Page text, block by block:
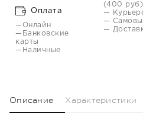
Оплата
—Онлайн
—Банковские
карты
—Наличные
(400 руб)
—
—
—
Описание Характеристики